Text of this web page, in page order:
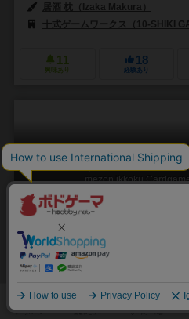
居酒 枕（Izaka Makura）
十式ゲームワークス（10-SHIKI
11
興味あり
18
経験あり
めぞん一刻カードゲー
mezon ikkoku
2～6人
めぞん一刻カードゲーム恋のペアマ
で、勝てばカードが集まり得点にな